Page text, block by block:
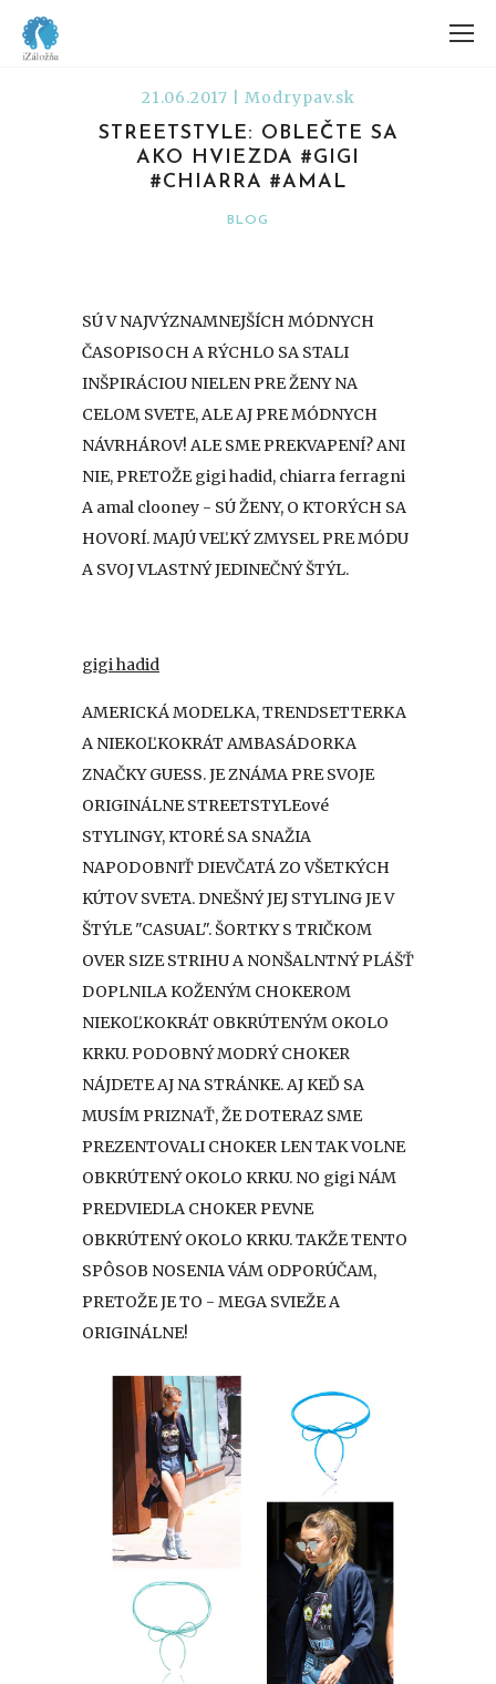
21.06.2017 | Modrypav.sk
STREETSTYLE: OBLEČTE SA
AKO HVIEZDA #GIGI
#CHIARRA #AMAL
BLOG
SÚ V NAJVÝZNAMNEJŠÍCH MÓDNYCH
ČASOPISOCH A RÝCHLO SA STALI
INŠPIRÁCIOU NIELEN PRE ŽENY NA
CELOM SVETE, ALE AJ PRE MÓDNYCH
NÁVRHÁROV! ALE SME PREKVAPENÍ? ANI
NIE, PRETOŽE gigi hadid, chiarra ferragni
A amal clooney - SÚ ŽENY, O KTORÝCH SA
HOVORÍ. MAJÚ VEĽKÝ ZMYSEL PRE MÓDU
A SVOJ VLASTNÝ JEDINEČNÝ ŠTÝL.
gigi hadid
AMERICKÁ MODELKA, TRENDSETTERKA
A NIEKOĽKOKRÁT AMBASÁDORKA
ZNAČKY GUESS. JE ZNÁMA PRE SVOJE
ORIGINÁLNE STREETSTYLEové
STYLINGY, KTORÉ SA SNAŽIA
NAPODOBNIŤ DIEVČATÁ ZO VŠETKÝCH
KÚTOV SVETA. DNEŠNÝ JEJ STYLING JE V
ŠTÝLE "CASUAL". ŠORTKY S TRIČKOM
OVER SIZE STRIHU A NONŠALNTNÝ PLÁŠŤ
DOPLNILA KOŽENÝM CHOKEROM
NIEKOĽKOKRÁT OBKRÚTENÝM OKOLO
KRKU. PODOBNÝ MODRÝ CHOKER
NÁJDETE AJ NA STRÁNKE. AJ KEĎ SA
MUSÍM PRIZNAŤ, ŽE DOTERAZ SME
PREZENTOVALI CHOKER LEN TAK VOLNE
OBKRÚTENÝ OKOLO KRKU. NO gigi NÁM
PREDVIEDLA CHOKER PEVNE
OBKRÚTENÝ OKOLO KRKU. TAKŽE TENTO
SPÔSOB NOSENIA VÁM ODPORÚČAM,
PRETOŽE JE TO - MEGA SVIEŽE A
ORIGINÁLNE!